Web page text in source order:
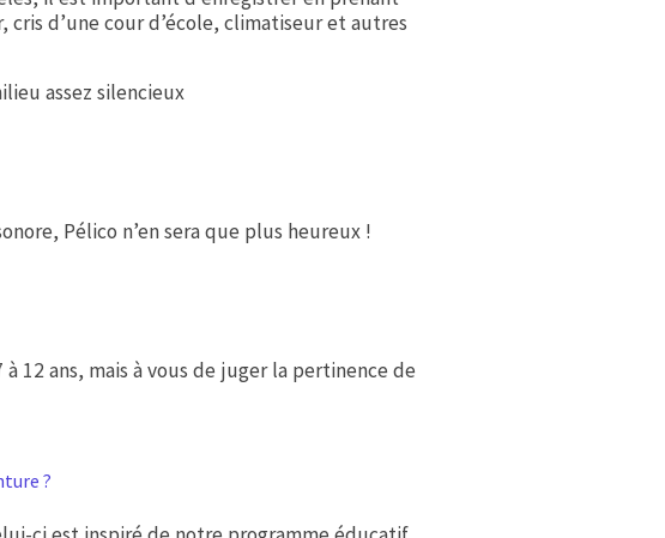
d’une cour d’école, climatiseur et autres
assez silencieux
Pélico n’en sera que plus heureux !
12 ans, mais à vous de juger la pertinence de
?